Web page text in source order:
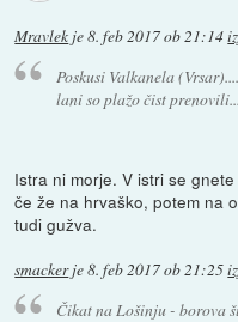
Mravlek je8. feb 2017 ob 21:14
Poskusi Valkanela
lani so plažo čist prenovili...
Istra ni morje. V istri se
če že na hrvaško, potem na
tudi gužva.
smackerje8. feb 2017 ob 21:25
Čikat na Lošinju - borova